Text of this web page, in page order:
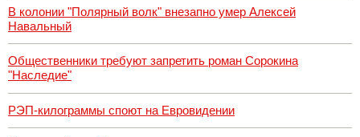
В колонии "Полярный волк" внезапно умер Алексей
Навальный
Общественники требуют запретить роман Сорокина
"Наследие"
РЭП-килограммы споют на Евровидении